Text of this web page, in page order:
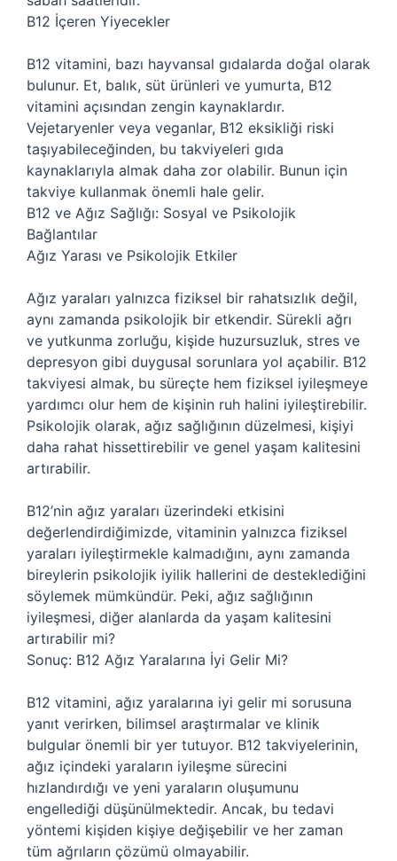
B12 İçeren Yiyecekler
B12 vitamini, bazı hayvansal gıdalarda doğal olarak
bulunur. Et, balık, süt ürünleri ve yumurta, B12
vitamini açısından zengin kaynaklardır.
Vejetaryenler veya veganlar, B12 eksikliği riski
taşıyabileceğinden, bu takviyeleri gıda
kaynaklarıyla almak daha zor olabilir. Bunun için
takviye kullanmak önemli hale gelir.
B12 ve Ağız Sağlığı: Sosyal ve Psikolojik
Bağlantılar
Ağız Yarası ve Psikolojik Etkiler
Ağız yaraları yalnızca fiziksel bir rahatsızlık değil,
aynı zamanda psikolojik bir etkendir. Sürekli ağrı
ve yutkunma zorluğu, kişide huzursuzluk, stres ve
depresyon gibi duygusal sorunlara yol açabilir. B12
takviyesi almak, bu süreçte hem fiziksel iyileşmeye
yardımcı olur hem de kişinin ruh halini iyileştirebilir.
Psikolojik olarak, ağız sağlığının düzelmesi, kişiyi
daha rahat hissettirebilir ve genel yaşam kalitesini
artırabilir.
B12’nin ağız yaraları üzerindeki etkisini
değerlendirdiğimizde, vitaminin yalnızca fiziksel
yaraları iyileştirmekle kalmadığını, aynı zamanda
bireylerin psikolojik iyilik hallerini de desteklediğini
söylemek mümkündür. Peki, ağız sağlığının
iyileşmesi, diğer alanlarda da yaşam kalitesini
artırabilir mi?
Sonuç: B12 Ağız Yaralarına İyi Gelir Mi?
B12 vitamini, ağız yaralarına iyi gelir mi sorusuna
yanıt verirken, bilimsel araştırmalar ve klinik
bulgular önemli bir yer tutuyor. B12 takviyelerinin,
ağız içindeki yaraların iyileşme sürecini
hızlandırdığı ve yeni yaraların oluşumunu
engellediği düşünülmektedir. Ancak, bu tedavi
yöntemi kişiden kişiye değişebilir ve her zaman
tüm ağrıların çözümü olmayabilir.